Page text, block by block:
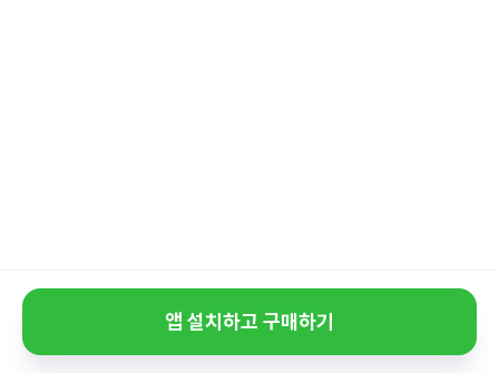
앱 설치하고 구매하기